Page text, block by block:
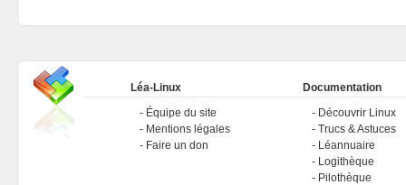
Léa-Linux
Équipe du site
Mentions légales
Faire un don
Documentation
Découvrir Linux
Trucs & Astuces
Léannuaire
Logithèque
Pilothèque